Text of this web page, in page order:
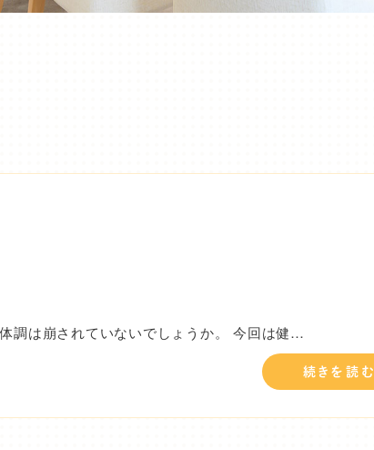
調は崩されていないでしょうか。 今回は健…
続きを読む